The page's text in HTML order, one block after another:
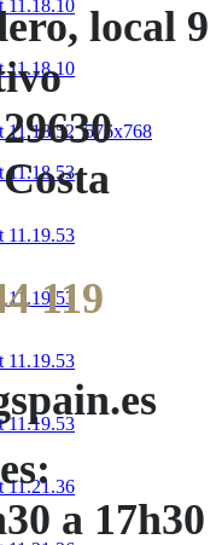
local 9
119
a 17h30